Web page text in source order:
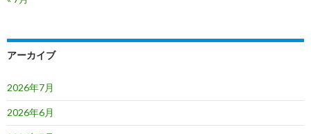
アーカイブ
2026年7月
2026年6月